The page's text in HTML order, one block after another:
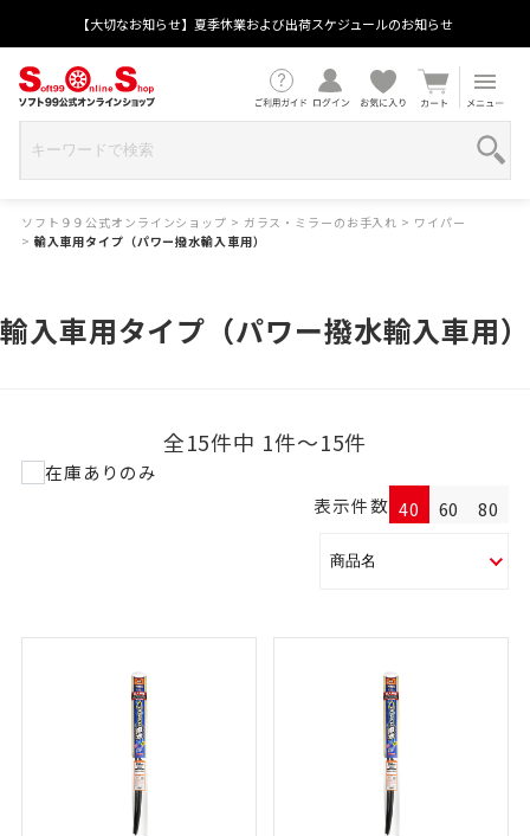
【大切なお知らせ】夏季休業および出荷スケジュールのお知らせ
ソフト９９公式オンラインショップ > ガラス・ミラーのお手入れ > ワイパー
> 輸入車用タイプ（パワー撥水輸入車用）
輸入車用タイプ（パワー撥水輸入車用）
全15件中 1件～15件
在庫ありのみ
表示件数 40 60 80